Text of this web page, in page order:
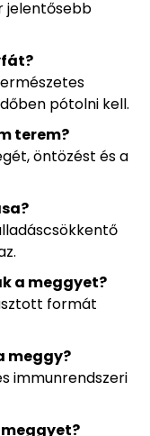
jelentősebb
pótolni kell.
terem?
öntözést és a
a meggyet?
formát
meggy?
immunrendszeri